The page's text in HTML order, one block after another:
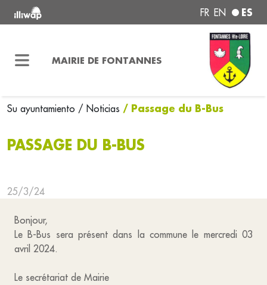
FR EN ES
MAIRIE DE FONTANNES
Su ayuntamiento / Noticias / Passage du B-Bus
PASSAGE DU B-BUS
25/3/24
Bonjour,
Le B-Bus sera présent dans la commune le mercredi 03
avril 2024.
Le secrétariat de Mairie